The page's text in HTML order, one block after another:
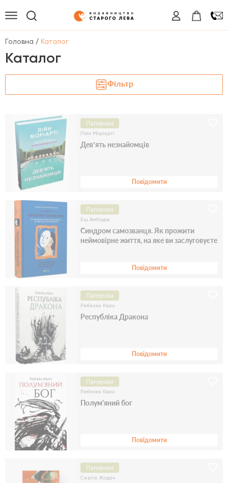
Головна / Каталог
Каталог
Фільтр
Паперова
Ліян Моріарті
Дев’ять незнайомців
Повідомити
Паперова
Еш Амбірдж
Синдром самозванця. Як прожити
неймовірне життя, на яке ви заслуговуєте
Повідомити
Паперова
Ребекка Кван
Республіка Дракона
Повідомити
Паперова
Ребекка Кван
Полум'яний бог
Повідомити
Паперова
Сергiй Жадан